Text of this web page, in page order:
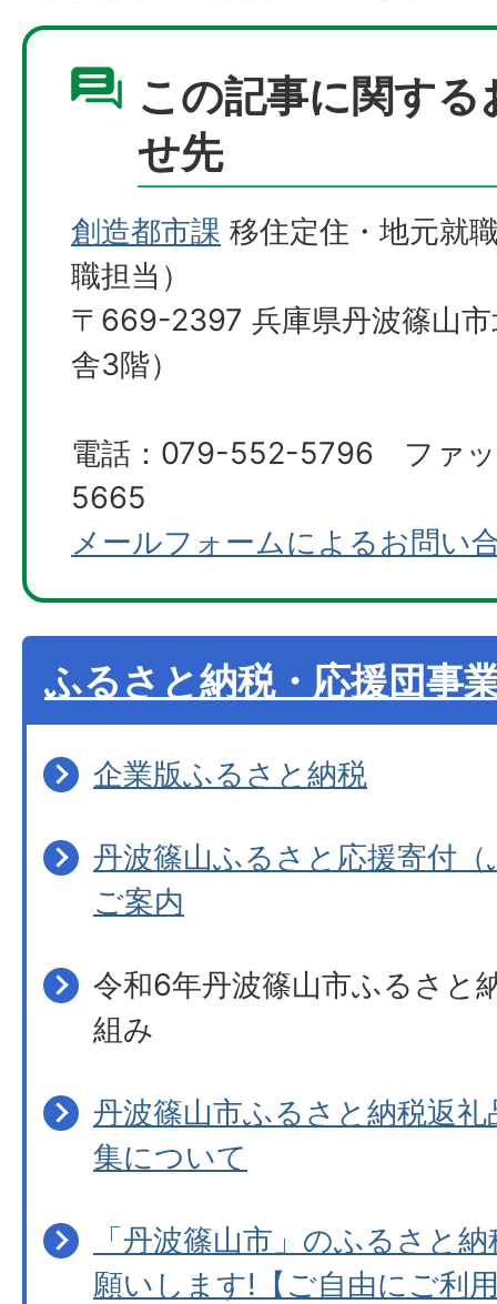
この記事に関する
せ先
創造都市課 移住定住・地元就
職担当）
〒669-2397 兵庫県丹波篠山
舎3階）
電話：079-552-5796 ファ
5665
メールフォームによるお問い
ふるさと納税・応援団事
企業版ふるさと納税
丹波篠山ふるさと応援寄付
ご案内
令和6年丹波篠山市ふるさと
組み
丹波篠山市ふるさと納税返
集について
「丹波篠山市」のふるさと
願いします!【ご自由にご利